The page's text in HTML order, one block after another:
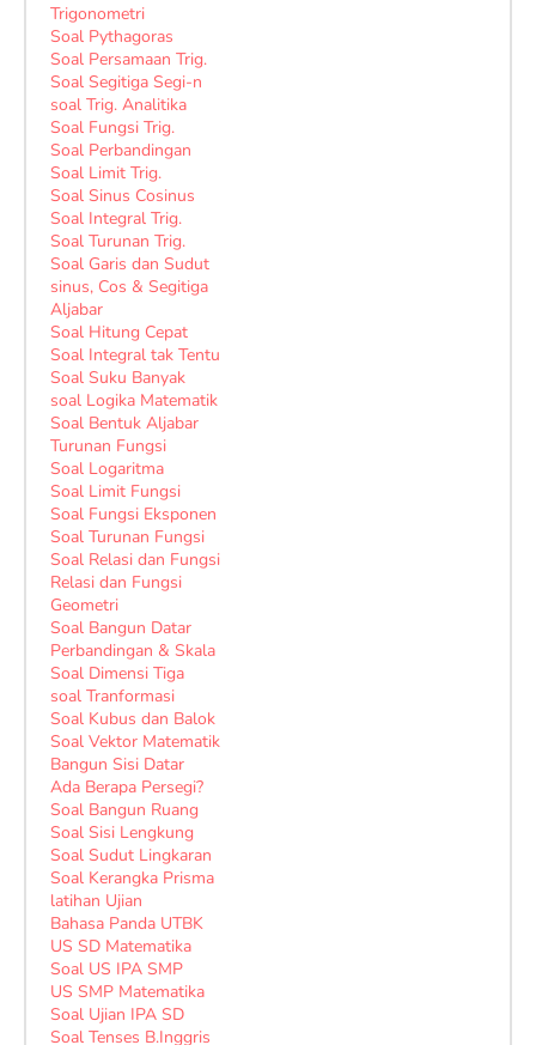
Trigonometri
Soal Pythagoras
Soal Persamaan Trig.
Soal Segitiga Segi-n
soal Trig. Analitika
Soal Fungsi Trig.
Soal Perbandingan
Soal Limit Trig.
Soal Sinus Cosinus
Soal Integral Trig.
Soal Turunan Trig.
Soal Garis dan Sudut
sinus, Cos & Segitiga
Aljabar
Soal Hitung Cepat
Soal Integral tak Tentu
Soal Suku Banyak
soal Logika Matematik
Soal Bentuk Aljabar
Turunan Fungsi
Soal Logaritma
Soal Limit Fungsi
Soal Fungsi Eksponen
Soal Turunan Fungsi
Soal Relasi dan Fungsi
Relasi dan Fungsi
Geometri
Soal Bangun Datar
Perbandingan & Skala
Soal Dimensi Tiga
soal Tranformasi
Soal Kubus dan Balok
Soal Vektor Matematik
Bangun Sisi Datar
Ada Berapa Persegi?
Soal Bangun Ruang
Soal Sisi Lengkung
Soal Sudut Lingkaran
Soal Kerangka Prisma
latihan Ujian
Bahasa Panda UTBK
US SD Matematika
Soal US IPA SMP
US SMP Matematika
Soal Ujian IPA SD
Soal Tenses B.Inggris